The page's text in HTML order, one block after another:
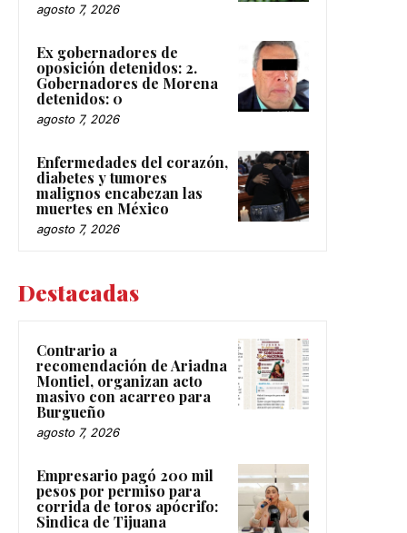
agosto 7, 2026
Ex gobernadores de
oposición detenidos: 2.
Gobernadores de Morena
detenidos: 0
agosto 7, 2026
Enfermedades del corazón,
diabetes y tumores
malignos encabezan las
muertes en México
agosto 7, 2026
Destacadas
Contrario a
recomendación de Ariadna
Montiel, organizan acto
masivo con acarreo para
Burgueño
agosto 7, 2026
Empresario pagó 200 mil
pesos por permiso para
corrida de toros apócrifo:
Sindica de Tijuana